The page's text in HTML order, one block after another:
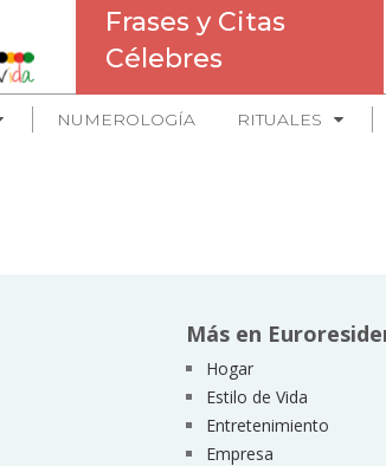
Frases y Citas
Célebres
NUMEROLOGÍA RITUALES
Más en
Hogar
Estilo de Vida
Entretenimiento
Empresa